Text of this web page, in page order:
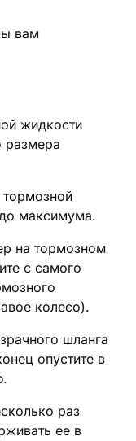
вам
жидкости
размера
максимума.
на тормозном
с самого
колесо).
шланга
опустите в
раз
ее в